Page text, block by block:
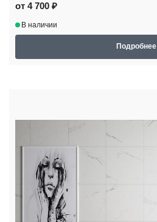
от 4 700 ₽
В наличии
Подробнее